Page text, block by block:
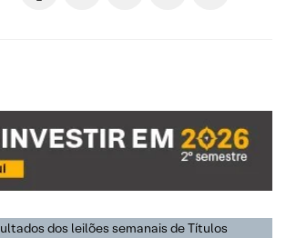
dos leilões semanais de Títulos